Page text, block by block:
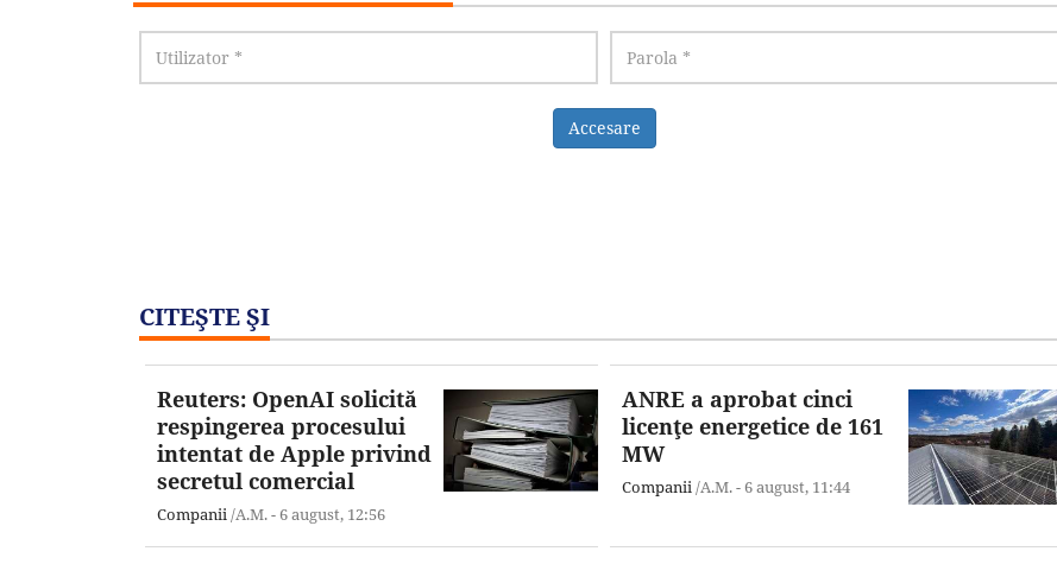
Accesare
CITEŞTE ŞI
Reuters: OpenAI solicită
respingerea procesului
intentat de Apple privind
secretul comercial
Companii/A.M. -6 august, 12:56
ANRE a aprobat cinci
licenţe energetice de 161
MW
Companii/A.M. -6 august, 11:44